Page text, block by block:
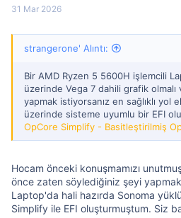
31 Mar 2026
strangerone' Alıntı:
Bir AMD Ryzen 5 5600H işlemcili
üzerinde Vega 7 dahili grafik olmalı
yapmak istiyorsanız en sağlıklı yol
üzerinde sisteme uyumlu bir EFI
OpCore Simplify - Basitleştirilmiş
Hocam önceki konuşmamızı
önce zaten söylediğiniz şeyi
Laptop'da hali hazırda Sonoma
Simplify ile EFI oluşturmuştum. Siz